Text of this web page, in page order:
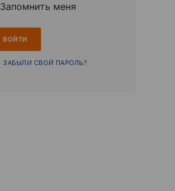
Запомнить меня
ЗАБЫЛИ СВОЙ ПАРОЛЬ?